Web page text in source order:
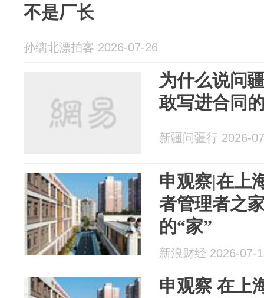
不是厂长
孙缡北漂拍客 2026-07-26
为什么说问
敢写进合同
新疆问疆行 2026-
申观察|在上
者管理者之
的“家”
新浪财经 2026-07-
申观察 在上